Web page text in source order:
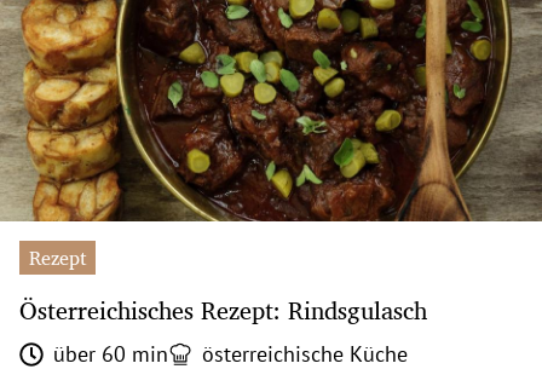
Rezept
Österreichisches Rezept: Rindsgulasch
über 60 min österreichische Küche